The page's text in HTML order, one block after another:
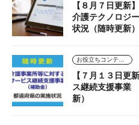
【８月７日更新
介護テクノロジ
状況（随時更新）
【７月１３日更
ス継続支援事業
新）